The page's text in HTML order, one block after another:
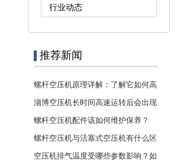
行业动态
推荐新闻
螺杆空压机原理详解：了解它如何高
···
淄博空压机长时间高速运转后会出现
···
螺杆空压机配件该如何维护保养？
螺杆空压机与活塞式空压机有什么区
···
空压机排气温度受哪些参数影响？如